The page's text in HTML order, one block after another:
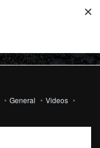
• General • Videos •